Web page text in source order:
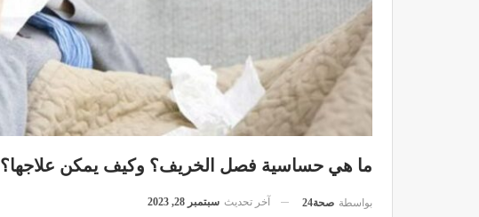
ما هي حساسية فصل الخريف؟ وكيف يمكن علاجها؟
بواسطة صحة24 آخر تحديث سبتمبر 28, 2023